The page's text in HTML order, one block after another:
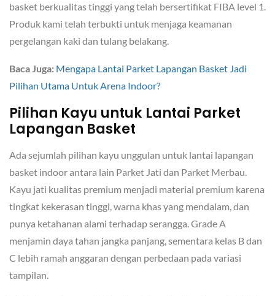
basket berkualitas tinggi yang telah bersertifikat FIBA level 1.
Produk kami telah terbukti untuk menjaga keamanan
pergelangan kaki dan tulang belakang.
Baca Juga: Mengapa Lantai Parket Lapangan Basket Jadi
Pilihan Utama Untuk Arena Indoor?
Pilihan Kayu untuk Lantai Parket
Lapangan Basket
Ada sejumlah pilihan kayu unggulan untuk lantai lapangan
basket indoor antara lain Parket Jati dan Parket Merbau.
Kayu jati kualitas premium menjadi material premium karena
tingkat kekerasan tinggi, warna khas yang mendalam, dan
punya ketahanan alami terhadap serangga. Grade A
menjamin daya tahan jangka panjang, sementara kelas B dan
C lebih ramah anggaran dengan perbedaan pada variasi
tampilan.